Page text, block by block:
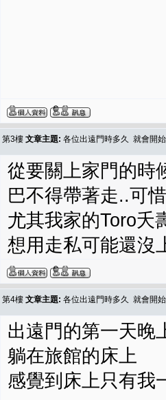
第3樓 文章主題: 各位出遠門時多久 就會開
從要關上家門的時
巴不得帶著走..可
尤其我家的Toro夭
想用走私可能還沒
第4樓 文章主題: 各位出遠門時多久 就會開
出遠門的第一天晚
躺在旅館的床上
感覺到床上只有我